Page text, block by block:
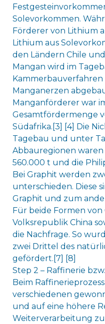
Solevorkommen.
Förderer von Lithium
Lithium aus
den Ländern Chile
Mangan wird im
Manganerzen
Manganförderer war
Gesamtfördermenge
Südafrika.[3] [4] Die
Tagebau und unter
Abbauregionen waren
560.000 t und die
Bei Graphit werden
unterschieden. Diese
Graphit und zum
Für beide Formen
Volksrepublik China
die Nachfrage. So
zwei Drittel des
gefördert.[7] [8]
Step 2 – Raffinerie
Beim
verschiedenen
und auf eine höhere
Weiterverarbeitung